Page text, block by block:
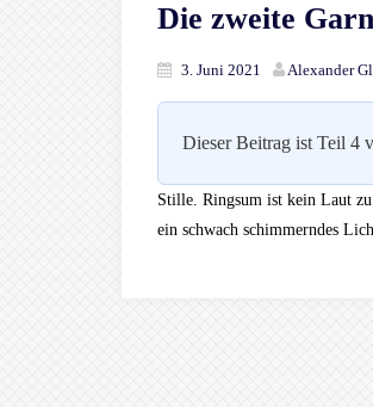
Die zweite
3. Juni 2021 Alexander
Dieser Beitrag ist Teil 4
Stille. Ringsum ist kein Laut
ein schwach schimmerndes